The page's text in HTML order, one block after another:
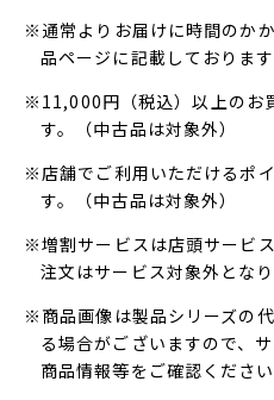
※通常よりお届けに時間のか
品ページに記載しておりま
※11,000円（税込）以上のお
す。（中古品は対象外）
※店舗でご利用いただけるポ
す。（中古品は対象外）
※増割サービスは店頭サービ
注文はサービス対象外とな
※商品画像は製品シリーズの
る場合がございますので、
商品情報等をご確認ください